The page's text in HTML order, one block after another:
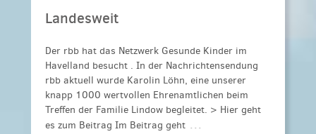
Landesweit
Der rbb hat das Netzwerk Gesunde Kinder im
Havelland besucht . In der Nachrichtensendung
rbb aktuell wurde Karolin Löhn, eine unserer
knapp 1000 wertvollen Ehrenamtlichen beim
Treffen der Familie Lindow begleitet. > Hier geht
es zum Beitrag Im Beitrag geht …